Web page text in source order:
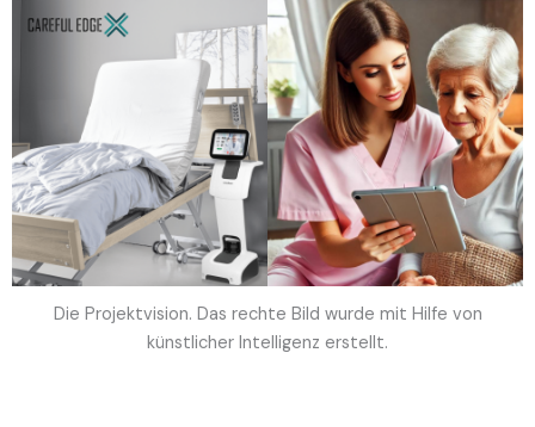
Die Projektvision. Das rechte Bild wurde mit Hilfe von
künstlicher Intelligenz erstellt.